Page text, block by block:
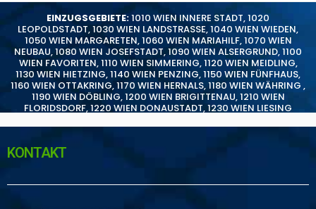
EINZUGSGEBIETE:1010 WIEN INNERE STADT,1020
LEOPOLDSTADT,1030 WIEN LANDSTRASSE,1040 WIEN WIEDEN,
1050 WIEN MARGARETEN,1060 WIEN MARIAHILF,1070 WIEN
NEUBAU,1080 WIEN JOSEFSTADT,1090 WIEN ALSERGRUND,1100
WIEN FAVORITEN,1110 WIEN SIMMERING,1120 WIEN MEIDLING,
1130 WIEN HIETZING,1140 WIEN PENZING,1150 WIEN FÜNFHAUS,
1160 WIEN OTTAKRING,1170 WIEN HERNALS,1180 WIEN WÄHRING ,
1190 WIEN DÖBLING,1200 WIEN BRIGITTENAU,1210 WIEN
FLORIDSDORF,1220 WIEN DONAUSTADT,1230 WIEN LIESING
KONTAKT